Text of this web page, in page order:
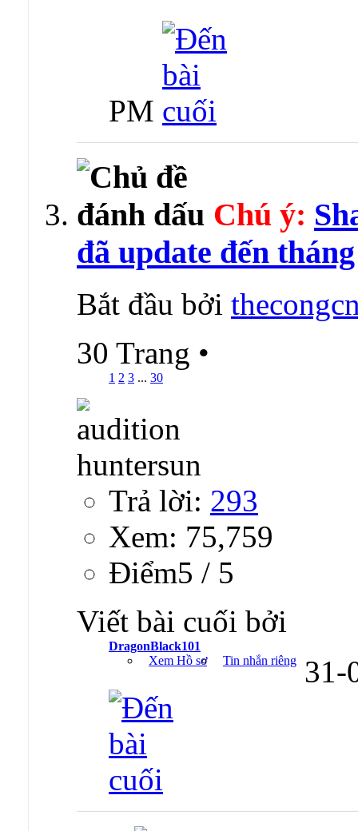
PM
Chú ý:
đã update đến
Bắt đầu bởi
30 Trang •
1 2 3 ... 30
Trả lời: 293
Xem: 75,759
Ðiểm5 / 5
Viết bài cuối bởi
DragonBlack101
Xem Hồ sơ
Tin nhắn riêng 31-